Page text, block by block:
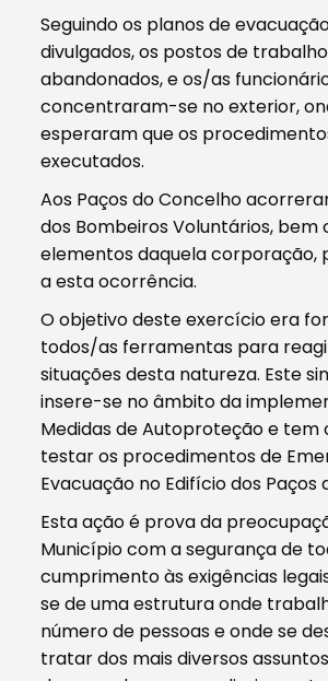
Seguindo os planos de
divulgados, os postos de
abandonados, e os/as
concentraram-se no exterior,
esperaram que os
executados.
Aos Paços do Concelho
dos Bombeiros Voluntários, bem
elementos daquela corporação,
a esta ocorrência.
O objetivo deste exercício era
todos/as ferramentas para
situações desta natureza. Este
insere-se no âmbito da
Medidas de Autoproteção e tem
testar os procedimentos de
Evacuação no Edifício dos Paços
Esta ação é prova da
Município com a segurança de
cumprimento às exigências
se de uma estrutura onde
número de pessoas e onde se
tratar dos mais diversos